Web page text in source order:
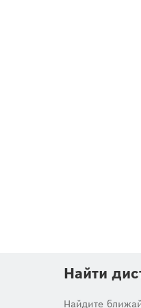
Найти
Найдите